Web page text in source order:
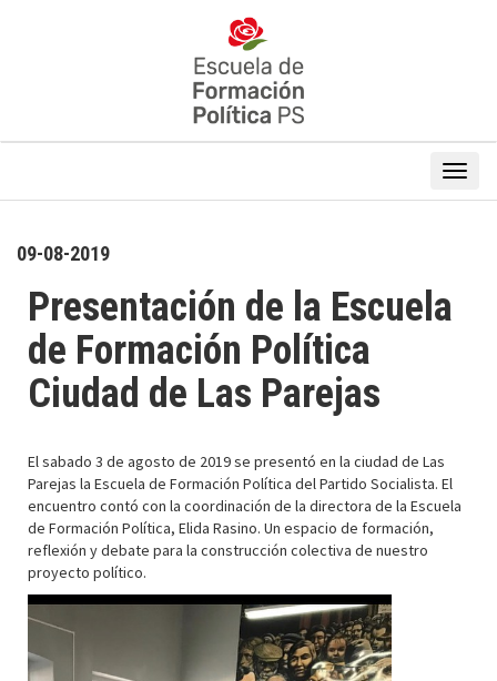
09-08-2019
Presentación de la Escuela
de Formación Política
Ciudad de Las Parejas
El sabado 3 de agosto de 2019 se presentó en la ciudad de Las
Parejas la Escuela de Formación Política del Partido Socialista. El
encuentro contó con la coordinación de la directora de la Escuela
de Formación Política, Elida Rasino. Un espacio de formación,
reflexión y debate para la construcción colectiva de nuestro
proyecto político.